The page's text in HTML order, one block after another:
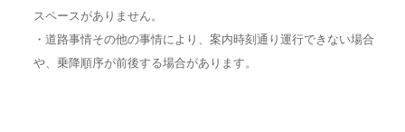
スペースがありません。
・道路事情その他の事情により、案内時刻通り運行できない場合
や、乗降順序が前後する場合があります。